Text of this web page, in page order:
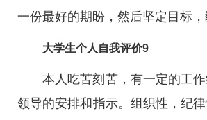
一份最好的期盼，然后坚定目标，
大学生个人自我评价9
本人吃苦刻苦，有一定的工
领导的安排和指示。组织性，纪